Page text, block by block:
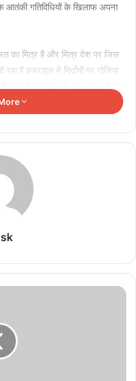
गतिविधियों के खिलाफ अपना
का मित्र है और मित्र देश पर जिस
है इजराइल में निर्दोषों पर गोलियां
तैयार है। प्रदर्शनकारियों ने कहा
हैं ऐसे लोगों का हिंदू संगठन पुरजोर
का ट्रांसफर, शिक्षा विभाग में बड़े
की ओर बढ़े पिपरिया के विद्यार्थी